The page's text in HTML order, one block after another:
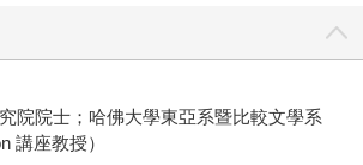
院院士；哈佛大學東亞系暨比較文學系
講座教授）